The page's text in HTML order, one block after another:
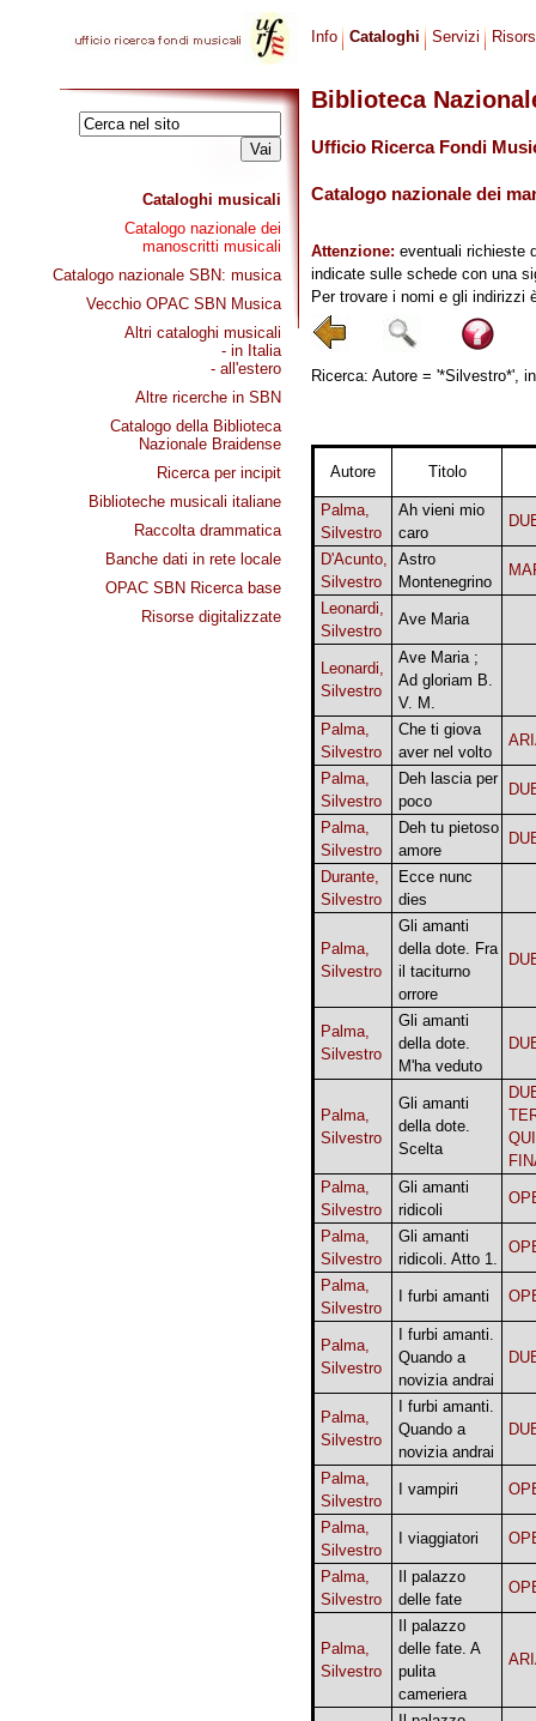
Cataloghi musicali
Catalogo nazionale dei
manoscritti musicali
Catalogo nazionale SBN: musica
Vecchio OPAC SBN Musica
Altri cataloghi musicali
- in Italia
- all'estero
Altre ricerche in SBN
Catalogo della Biblioteca
Nazionale Braidense
Ricerca per incipit
Biblioteche musicali italiane
Raccolta drammatica
Banche dati in rete locale
OPAC SBN Ricerca base
Risorse digitalizzate
Info Cataloghi Servizi
Biblioteca
Ufficio Ricerca Fondi
Catalogo nazionale dei
Attenzione: eventuali richieste
indicate sulle schede con una
Per trovare i nomi e gli indirizzi
Ricerca: Autore = '*Silvestro*',
Autore Titolo
Palma,
Silvestro
Ah vieni mio
caro
D'Acunto,
Silvestro
Astro
Montenegrino
Leonardi,
Silvestro
Ave Maria
Leonardi,
Silvestro
Ave Maria ;
Ad gloriam B.
V. M.
Palma,
Silvestro
Che ti giova
aver nel volto
Palma,
Silvestro
Deh lascia per
poco
Palma,
Silvestro
Deh tu pietoso
amore
Durante,
Silvestro
Ecce nunc
dies
Palma,
Silvestro
Gli amanti
della dote. Fra
il taciturno
orrore
Palma,
Silvestro
Gli amanti
della dote.
M'ha veduto
Palma,
Silvestro
Gli amanti
della dote.
Scelta
Palma,
Silvestro
Gli amanti
ridicoli
Palma,
Silvestro
Gli amanti
ridicoli. Atto 1.
Palma,
Silvestro
I furbi amanti
Palma,
Silvestro
I furbi amanti.
Quando a
novizia andrai
Palma,
Silvestro
I furbi amanti.
Quando a
novizia andrai
Palma,
Silvestro
I vampiri
Palma,
Silvestro
I viaggiatori
Palma,
Silvestro
Il palazzo
delle fate
Palma,
Silvestro
Il palazzo
delle fate. A
pulita
cameriera